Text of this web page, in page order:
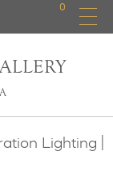
0
ALLERY
Lighting |